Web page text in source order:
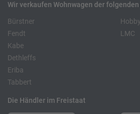
Wir verkaufen Wohnwagen der
Bürstner
Fendt
Kabe
Hobby
LMC
Dethleffs
Eriba
Tabbert
Die Händler im Freistaat